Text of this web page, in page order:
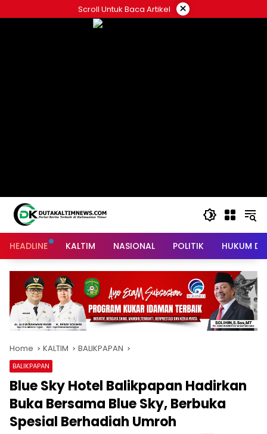
to
Scroll Untuk Baca Artikel ×
HEADLINE KALTIM NASIONAL POLITIK HUKUM
Home KALTIM BALIKPAPAN
BALIKPAPAN
Blue Sky Hotel Balikpapan Hadirkan
Buka Bersama Blue Sky, Berbuka
Spesial Berhadiah Umroh